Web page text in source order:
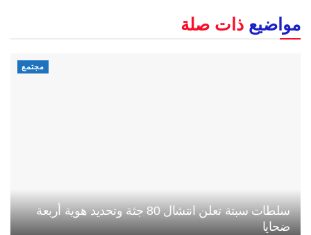
مواضيع ذات صلة
مجتمع
سلطات سبتة تعلن انتشال 80 جثة وتحديد هوية أربعة
ضحايا